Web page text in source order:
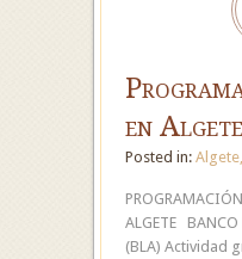
en Algete
Posted in: Algete
ALGETE BANCO
(BLA) Actividad